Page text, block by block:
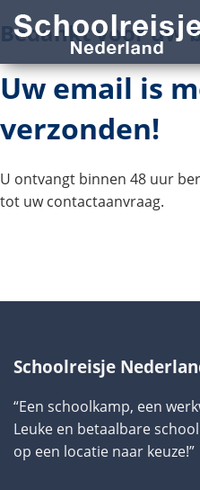
Bedankt voor uw
Uw email is
verzonden!
U ontvangt binnen 48 uur
tot uw contactaanvraag.
Schoolreisje
“Een schoolkamp, een
Leuke en betaalbare
op een locatie naar keuze!”